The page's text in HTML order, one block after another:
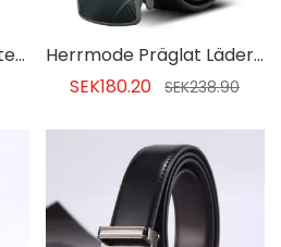
Pin Buckle Leather Bälte För Män
Herrmode Präglat Läder Pu-bälte
SEK180.20
SEK238.90